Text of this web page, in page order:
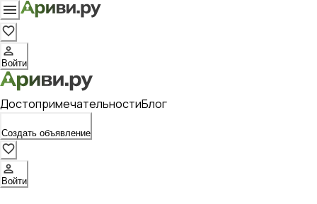
Войти
ДостопримечательностиБлог
Создать объявление
Войти